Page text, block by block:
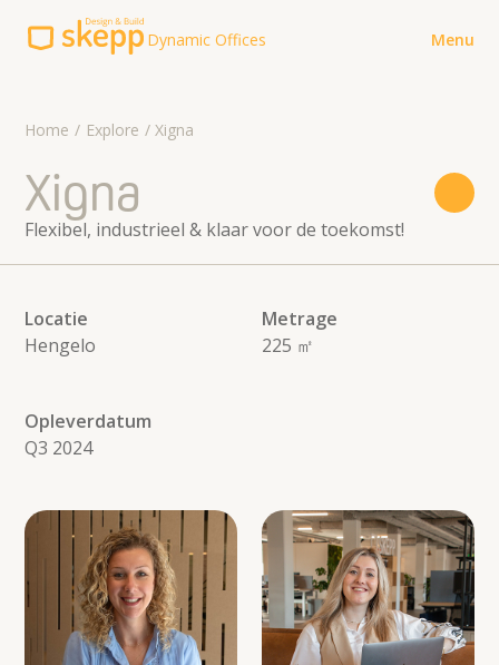
Dynamic Offices Menu
Explore
Werkwijze
Over ons
Contact
Contact
koffie@skepp.com
Meer Skepp Design & Build
Voor verhuurders
Home Explore Xigna
Xigna
Flexibel, industrieel & klaar voor de toekomst!
Locatie
Hengelo
Metrage
225 ㎡
Opleverdatum
Q3 2024